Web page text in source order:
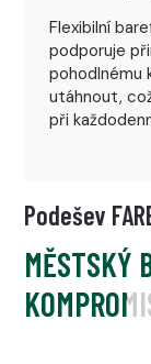
Flexibilní
podporuje
pohodlnému
utáhnout,
při
Podešev
MĚSTSKÝ